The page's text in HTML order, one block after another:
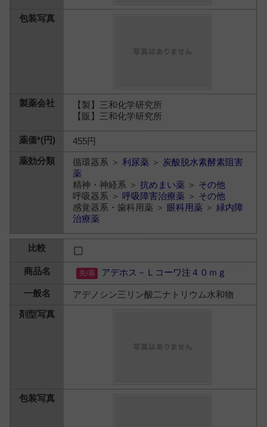
【製】三和化学研究所
【販】三和化学研究所
455円
循環器系 ＞利尿薬 ＞ 炭酸脱水素酵素阻害
薬
精神・神経系 ＞抗めまい薬 ＞ その他
呼吸器系 ＞呼吸障害治療薬 ＞ その他
感覚器系・歯科用薬 ＞ 眼科用薬 ＞緑内障
治療薬
アデホス－Ｌコーワ注４０ｍｇ
アデノシン三リン酸二ナトリウム水和物